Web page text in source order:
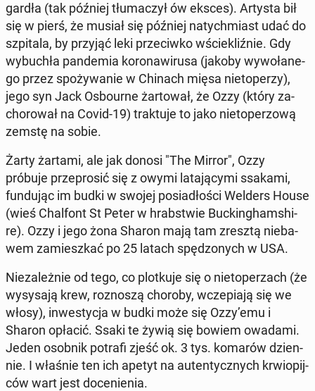
gardła (tak później tłu­ma­czył ów eksces). Artysta bił
się w pierś, że musiał się później na­tych­miast udać do
szpi­ta­la, by przyjąć leki prze­ciw­ko wście­kliź­nie. Gdy
wy­bu­chła pan­de­mia ko­ro­na­wi­ru­sa (jakoby wy­wo­ła­ne­
go przez spo­ży­wa­nie w Chinach mięsa nie­to­pe­rzy),
jego syn Jack Osbo­ur­ne żar­to­wał, że Ozzy (który za­
cho­ro­wał na Covid-19) trak­tu­je to jako nie­to­pe­rzo­wą
zemstę na sobie.
Żarty żartami, ale jak donosi "The Mirror", Ozzy
próbuje prze­pro­sić się z owymi la­ta­ją­cy­mi ssakami,
fun­du­jąc im budki w swojej po­sia­dło­ści Welders House
(wieś Chal­font St Peter w hrab­stwie Buc­kin­gham­shi­
re). Ozzy i jego żona Sharon mają tam zresztą nie­ba­
wem za­miesz­kać po 25 latach spę­dzo­nych w USA.
Nie­za­leż­nie od tego, co plot­ku­je się o nie­to­per­zach (że
wy­sy­sa­ją krew, roz­no­szą choroby, wcze­pia­ją się we
włosy), in­we­sty­cja w budki może się Ozzy’emu i
Sharon opłacić. Ssaki te żywią się bowiem owadami.
Jeden osobnik potrafi zjeść ok. 3 tys. komarów dzien­
nie. I właśnie ten ich apetyt na au­ten­tycz­nych krwio­pij­
ców wart jest do­ce­nie­nia.